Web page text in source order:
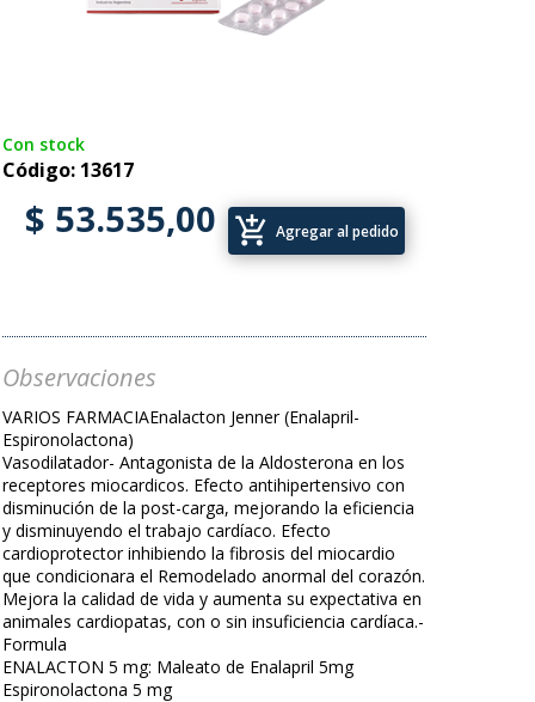
Con stock
Código: 13617
$ 53.535,00 add_shopping_cart Agregar al pedido
Observaciones
VARIOS FARMACIAEnalacton Jenner (Enalapril-
Espironolactona)
Vasodilatador- Antagonista de la Aldosterona en los
receptores miocardicos. Efecto antihipertensivo con
disminución de la post-carga, mejorando la eficiencia
y disminuyendo el trabajo cardíaco. Efecto
cardioprotector inhibiendo la fibrosis del miocardio
que condicionara el Remodelado anormal del corazón.
Mejora la calidad de vida y aumenta su expectativa en
animales cardiopatas, con o sin insuficiencia cardíaca.-
Formula
ENALACTON 5 mg: Maleato de Enalapril 5mg
Espironolactona 5 mg